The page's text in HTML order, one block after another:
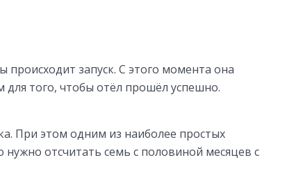
запуск. С этого момента она
того, чтобы отёл прошёл успешно.
При этом одним из наиболее простых
нужно отсчитать семь с половиной месяцев с